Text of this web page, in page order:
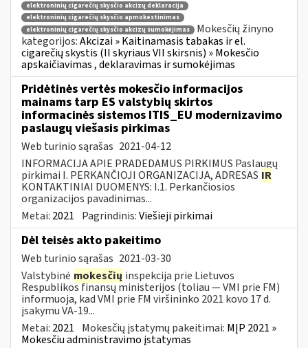
elektroninių cigarečių skysčio akcizų deklaracija
elektroninių cigarečių skysčio apmokestinimas
elektroninių cigarečių skysčio akcizų sumokėjimas
Mokesčių žinyno
kategorijos:Akcizai » Kaitinamasis tabakas ir el.
cigarečių skystis (II skyriaus VII skirsnis) » Mokesčio
apskaičiavimas , deklaravimas ir sumokėjimas
Pridėtinės vertės mokesčio informacijos
mainams tarp ES valstybių skirtos
informacinės sistemos ITIS_EU modernizavimo
paslaugų viešasis pirkimas
Web turinio sąrašas 2021-04-12
INFORMACIJA APIE PRADEDAMUS PIRKIMUS Paslaugų
pirkimai I. PERKANČIOJI ORGANIZACIJA, ADRESAS IR
KONTAKTINIAI DUOMENYS: I.1. Perkančiosios
organizacijos pavadinimas...
Metai: 2021 Pagrindinis:Viešieji pirkimai
Dėl teisės akto pakeitimo
Web turinio sąrašas 2021-03-30
Valstybinė mokesčių inspekcija prie Lietuvos
Respublikos finansų ministerijos (toliau ― VMI prie FM)
informuoja, kad VMI prie FM viršininko 2021 kovo 17 d.
įsakymu VA-19...
Metai: 2021 Mokesčių įstatymų pakeitimai: MĮP 2021 »
Mokesčiu administravimo įstatymas